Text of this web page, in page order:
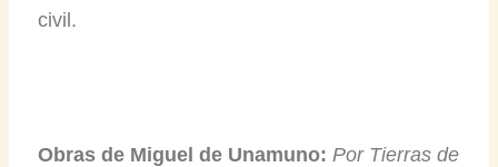
civil.
Obras de Miguel de Unamuno: Por Tierras de